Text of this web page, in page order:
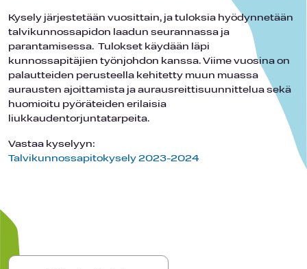
Kysely järjestetään vuosittain, ja tuloksia hyödynnetään
talvikunnossapidon laadun seurannassa ja
parantamisessa. Tulokset käydään läpi
kunnossapitäjien työnjohdon kanssa. Viime vuosina on
palautteiden perusteella kehitetty muun muassa
aurausten ajoittamista ja aurausreittisuunnittelua sekä
huomioitu pyöräteiden erilaisia
liukkaudentorjuntatarpeita.
Vastaa kyselyyn:
Talvikunnossapitokysely 2023-2024